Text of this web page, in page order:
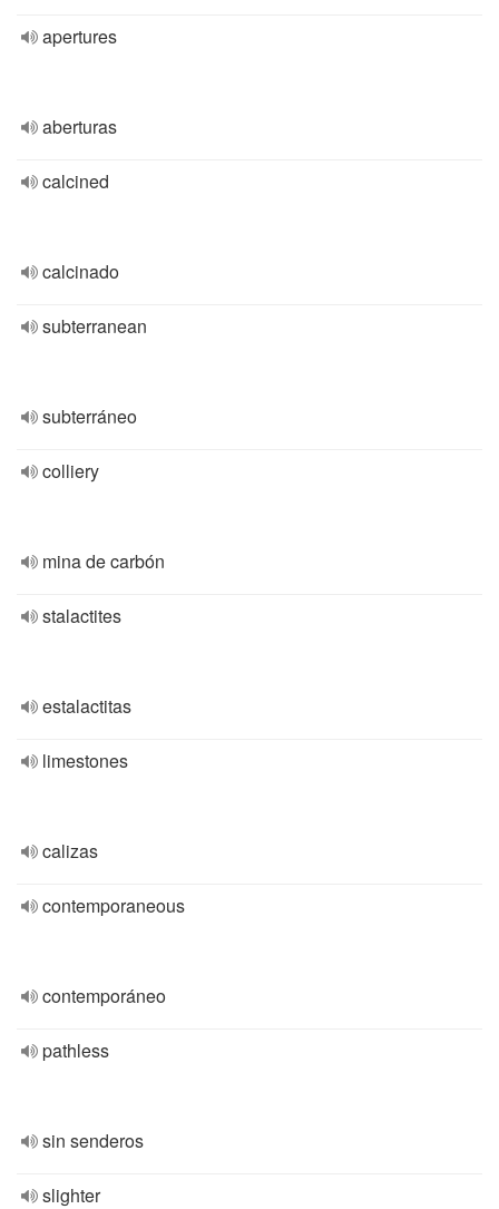
apertures
aberturas
calcined
calcinado
subterranean
subterráneo
colliery
mina de carbón
stalactites
estalactitas
limestones
calizas
contemporaneous
contemporáneo
pathless
sin senderos
slighter